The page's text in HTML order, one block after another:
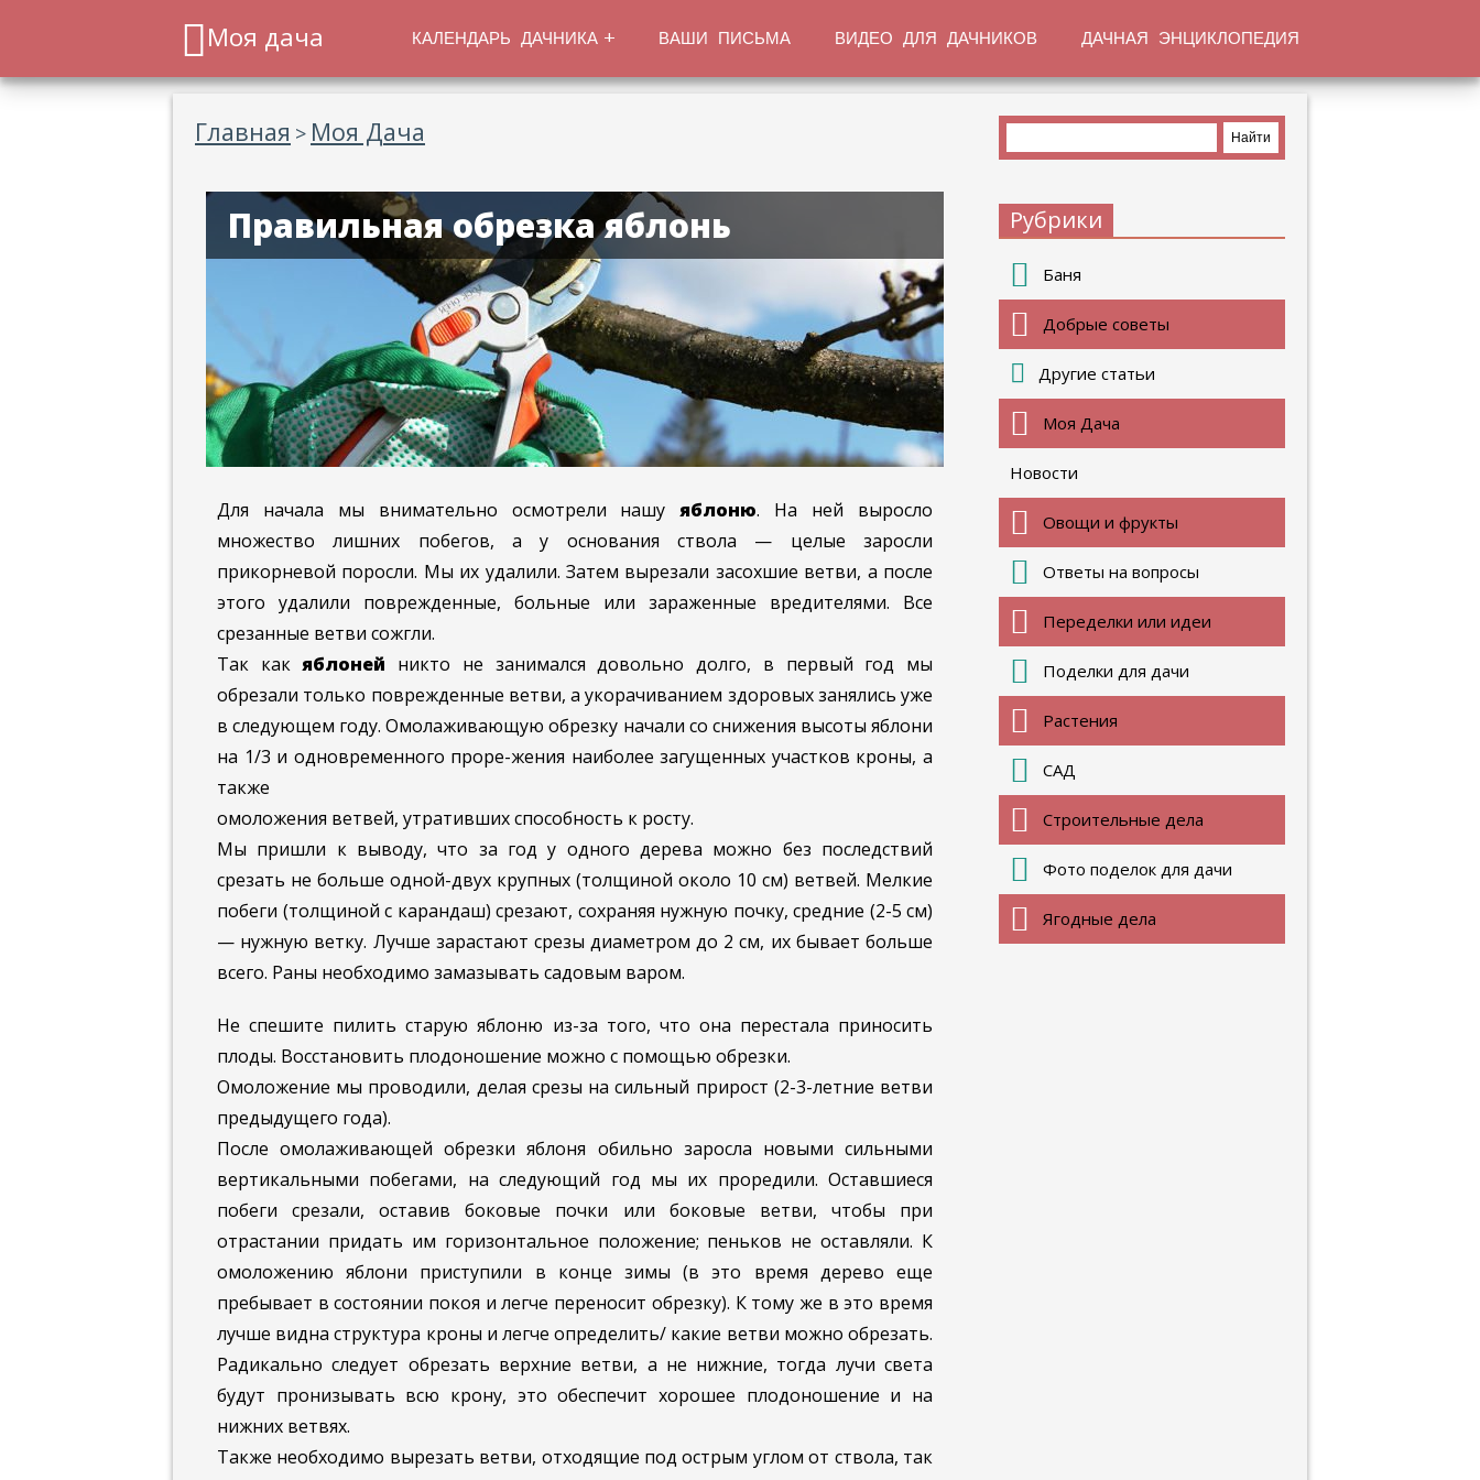
Моя дача КАЛЕНДАРЬ ДАЧНИКА ВАШИ ПИСЬМА ВИДЕО ДЛЯ ДАЧНИКОВ ДАЧНАЯ ЭНЦИКЛОПЕДИЯ
Главная > Моя Дача
Правильная обрезка яблонь
Для начала мы внимательно осмотрели нашуяблоню. На ней выросло
множество лишних побегов, а у основания ствола — целые заросли
прикорневой поросли. Мы их удалили. Затем вырезали засохшие ветви, а после
этого удалили поврежденные, больные или зараженные вредителями. Все
срезанные ветви сожгли.
Так какяблоней никто не занимался довольно долго, в первый год мы
обрезали только поврежденные ветви, а укорачиванием здоровых занялись уже
в следующем году. Омолаживающую обрезку начали со снижения высоты яблони
на 1/3 и одновременного проре-жения наиболее загущенных участков кроны, а
также
омоложения ветвей, утративших способность к росту.
Мы пришли к выводу, что за год у одного дерева можно без последствий
срезать не больше одной-двух крупных (толщиной около 10 см) ветвей. Мелкие
побеги (толщиной с карандаш) срезают, сохраняя нужную почку, средние (2-5 см)
— нужную ветку. Лучше зарастают срезы диаметром до 2 см, их бывает больше
всего. Раны необходимо замазывать садовым варом.
Не спешите пилить старую яблоню из-за того, что она перестала приносить
плоды. Восстановить плодоношение можно с помощью обрезки.
Омоложение мы проводили, делая срезы на сильный прирост (2-3-летние ветви
предыдущего года).
После омолаживающей обрезки яблоня обильно заросла новыми сильными
вертикальными побегами, на следующий год мы их проредили. Оставшиеся
побеги срезали, оставив боковые почки или боковые ветви, чтобы при
отрастании придать им горизонтальное положение; пеньков не оставляли. К
омоложению яблони приступили в конце зимы (в это время дерево еще
пребывает в состоянии покоя и легче переносит обрезку). К тому же в это время
лучше видна структура кроны и легче определить/ какие ветви можно обрезать.
Радикально следует обрезать верхние ветви, а не нижние, тогда лучи света
будут пронизывать всю крону, это обеспечит хорошее плодоношение и на
нижних ветвях.
Также необходимо вырезать ветви, отходящие под острым углом от ствола, так
Рубрики
Баня
Добрые советы
Другие статьи
Моя Дача
Новости
Овощи и фрукты
Ответы на вопросы
Переделки или идеи
Поделки для дачи
Растения
САД
Строительные дела
Фото поделок для дачи
Ягодные дела